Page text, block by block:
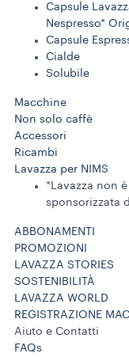
Capsule
Nespresso*
Capsule
Cialde
Solubile
Macchine
Non solo caffè
Accessori
Ricambi
Lavazza per NIMS
*Lavazza non
sponsorizzata
ABBONAMENTI
PROMOZIONI
LAVAZZA STORIES
SOSTENIBILITÀ
LAVAZZA WORLD
REGISTRAZIONE
Aiuto e Contatti
FAQs